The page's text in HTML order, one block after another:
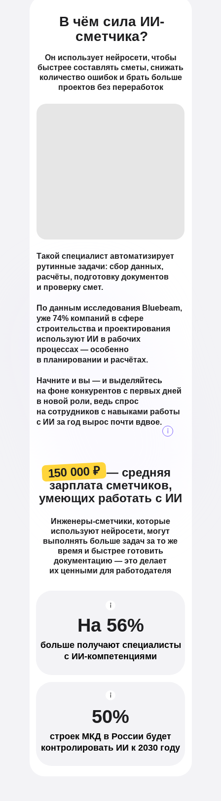
В чём сила ИИ-
сметчика?
Он использует нейросети, чтобы
быстрее составлять сметы, снижать
количество ошибок и брать больше
проектов без переработок
Такой специалист автоматизирует
рутинные задачи: сбор данных,
расчёты, подготовку документов
и проверку смет.
По данным исследования Bluebeam,
уже 74% компаний в сфере
строительства и проектирования
используют ИИ в рабочих
процессах — особенно
в планировании и расчётах.
Начните и вы — и выделяйтесь
на фоне конкурентов с первых дней
в новой роли, ведь спрос
на сотрудников с навыками работы
с ИИ за год вырос почти вдвое.
Инженеры-сметчики, которые
используют нейросети, могут
выполнять больше задач за то же
время и быстрее готовить
документацию — это делает
их ценными для работодателя
150 000 ₽ — средняя
зарплата сметчиков,
умеющих работать с ИИ
строек МКД в России будет
контролировать ИИ к 2030 году
50%
150 000 ₽
больше получают специалисты
с ИИ-компетенциями
На 56%